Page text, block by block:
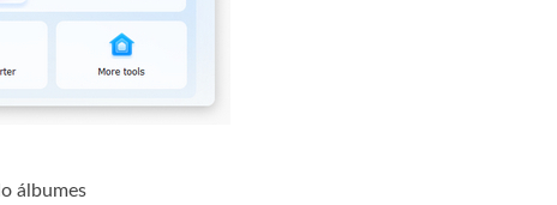
álbumes